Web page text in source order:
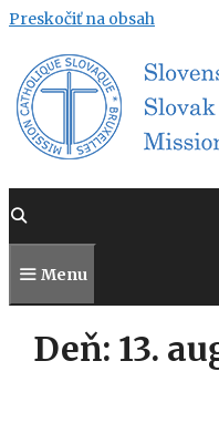
Preskočiť na obsah
Menu
Deň: 13.